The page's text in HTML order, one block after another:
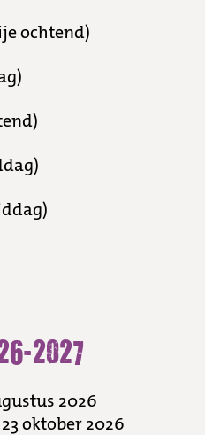
ochtend)
2027
2026
oktober 2026